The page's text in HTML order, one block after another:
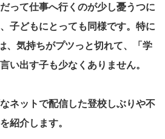
って仕事へ行くのが少し憂うつに
子どもにとっても同様です。特に
、気持ちがプツっと切れて、「学
い出す子も少なくありません。
ネットで配信した登校しぶりや不
紹介します。